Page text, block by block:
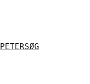
PETERSØG